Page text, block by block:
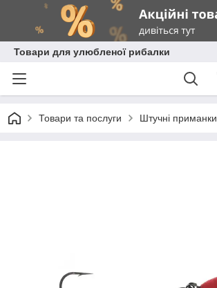
Товари для улюбленої рибалки
Товари та послуги Штучні приманки